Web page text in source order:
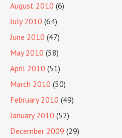
August 2010 (6)
July 2010 (64)
June 2010 (47)
May 2010 (58)
April 2010 (51)
March 2010 (50)
February 2010 (49)
January 2010 (52)
December 2009 (29)